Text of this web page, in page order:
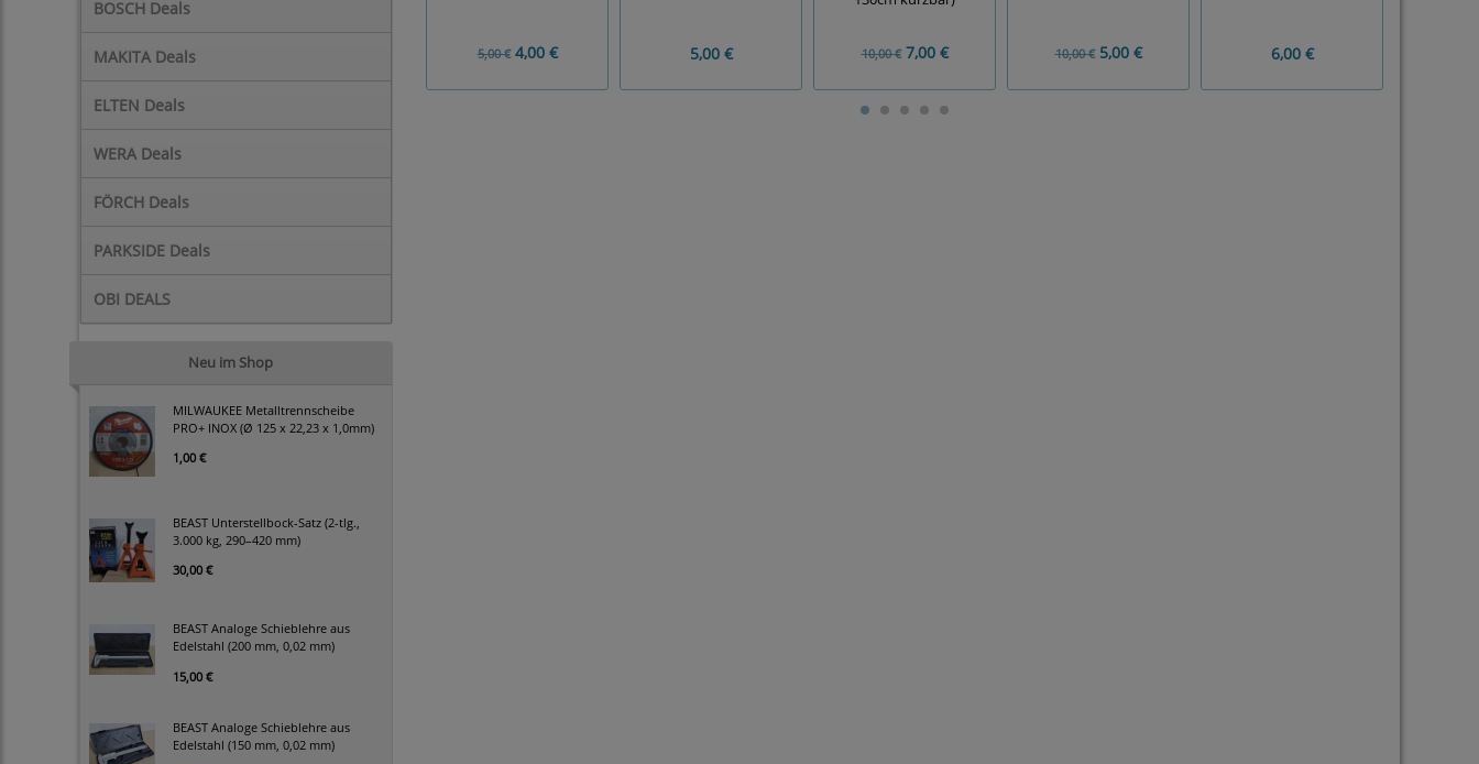
BOSCH Deals
MAKITA Deals
ELTEN Deals
WERA Deals
FÖRCH Deals
PARKSIDE Deals
OBI DEALS
Neu im Shop
MILWAUKEE Metalltrennscheibe
PRO+ INOX (Ø 125 x 22,23 x 1,0mm)
1,00 €
BEAST Unterstellbock-Satz (2-tlg.,
3.000 kg, 290–420 mm)
30,00 €
BEAST Analoge Schieblehre aus
Edelstahl (200 mm, 0,02 mm)
15,00 €
BEAST Analoge Schieblehre aus
Edelstahl (150 mm, 0,02 mm)
5,00 €4,00 € 5,00 € 10,00 €7,00 € 10,00 €5,00 € 6,00 €